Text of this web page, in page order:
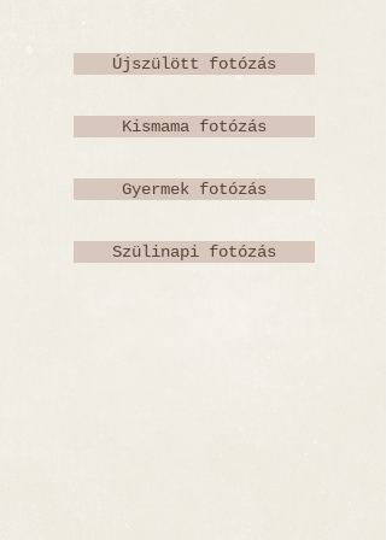
Újszülött fotózás
Kismama fotózás
Gyermek fotózás
Szülinapi fotózás